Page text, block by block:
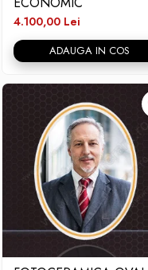
4.100,00 Lei
ADAUGA IN COS